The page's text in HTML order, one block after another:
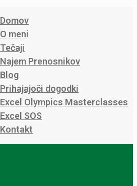
Domov
O meni
Tečaji
Najem Prenosnikov
Blog
Prihajajoči dogodki
Excel Olympics Masterclasses
Excel SOS
Kontakt